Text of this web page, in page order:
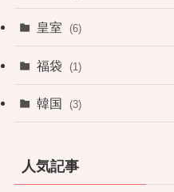
皇室 (6)
福袋 (1)
韓国 (3)
人気記事